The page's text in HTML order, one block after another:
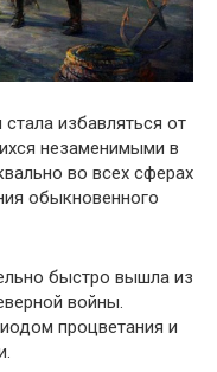
избавляться от
незаменимыми в
во всех сферах
обыкновенного
быстро вышла из
войны.
процветания и